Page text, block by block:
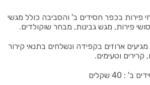
פירות בכפר חסידים ב' והסביבה כולל מגשי
פירות, מגש גבינות, מבחר שוקולדים.
ארוזים בקפידה ונשלחים בתנאי קירור
קרירים וטעימים.
40 שקלים